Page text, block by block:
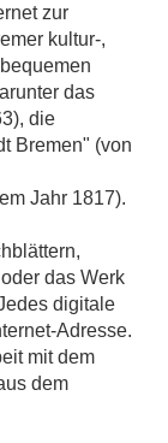
zur
kultur-,
das
die
Bremen" (von
Jahr 1817).
das Werk
digitale
Adresse.
mit dem
dem